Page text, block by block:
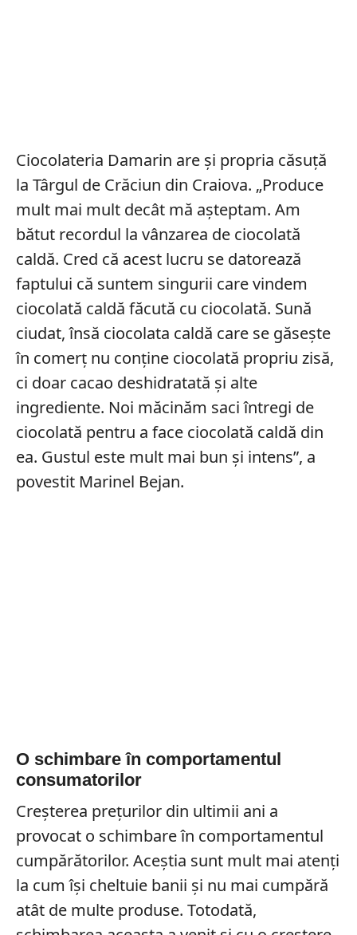
Ciocolateria Damarin are și propria căsuță
la Târgul de Crăciun din Craiova. „Produce
mult mai mult decât mă așteptam. Am
bătut recordul la vânzarea de ciocolată
caldă. Cred că acest lucru se datorează
faptului că suntem singurii care vindem
ciocolată caldă făcută cu ciocolată. Sună
ciudat, însă ciocolata caldă care se găsește
în comerț nu conține ciocolată propriu zisă,
ci doar cacao deshidratată și alte
ingrediente. Noi măcinăm saci întregi de
ciocolată pentru a face ciocolată caldă din
ea. Gustul este mult mai bun și intens”, a
povestit Marinel Bejan.
O schimbare în comportamentul
consumatorilor
Creșterea prețurilor din ultimii ani a
provocat o schimbare în comportamentul
cumpărătorilor. Aceștia sunt mult mai atenți
la cum își cheltuie banii și nu mai cumpără
atât de multe produse. Totodată,